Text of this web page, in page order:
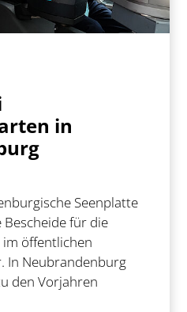
in
Seenplatte
für die
öffentlichen
In Neubrandenburg
den Vorjahren